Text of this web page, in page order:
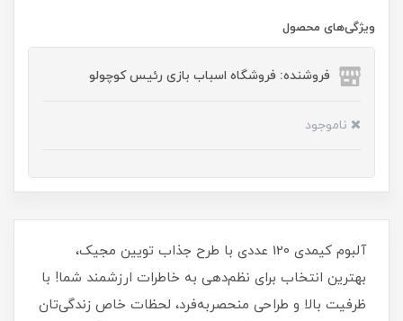
ویژگی‌های محصول
فروشنده: فروشگاه اسباب بازی رئیس کوچولو
ناموجود
آلبوم کیمدی 120 عددی با طرح جذاب تویین مجیک،
بهترین انتخاب برای نظم‌دهی به خاطرات ارزشمند شما! با
ظرفیت بالا و طراحی منحصر‌به‌فرد، لحظات خاص زندگی‌تان